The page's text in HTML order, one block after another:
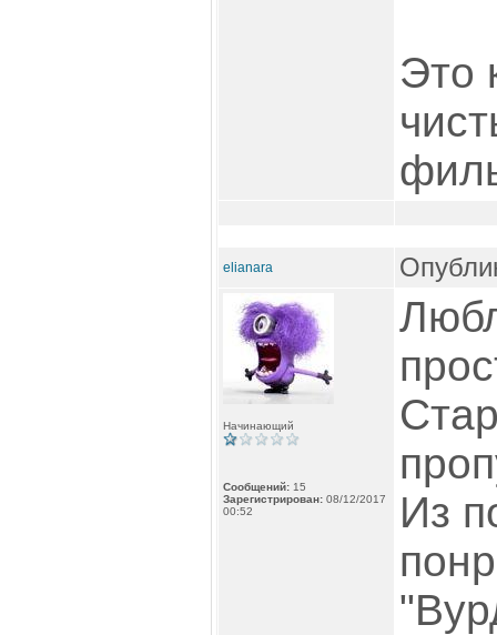
Это
elianara
Начинающий
Сообщений: 15
Зарегистрирован: 08/12/2017
00:52
Из